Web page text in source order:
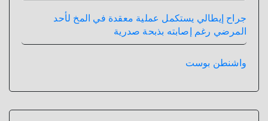
جراح إيطالي يستكمل عملية معقدة في المخ لأحد
المرضي رغم إصابته بذبحة صدرية
واشنطن بوست